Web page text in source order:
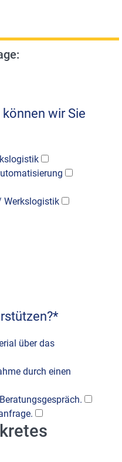
wir Sie
Werkslogistik
*
über das
durch einen